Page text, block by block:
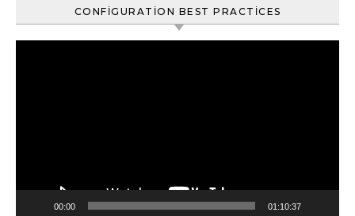
CONFIGURATION BEST PRACTICES
00:00 01:10:37